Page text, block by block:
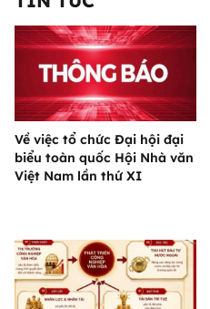
Về việc tổ chức Đại hội đại
biểu toàn quốc Hội Nhà văn
Việt Nam lần thứ XI